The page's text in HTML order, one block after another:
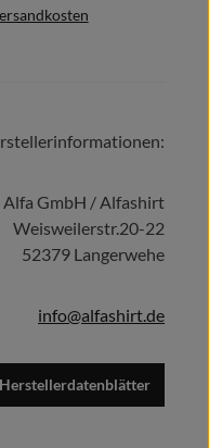
Alfa GmbH / Alfashirt
Weisweilerstr.20-22
52379 Langerwehe
info@alfashirt.de
Herstellerdatenblätter